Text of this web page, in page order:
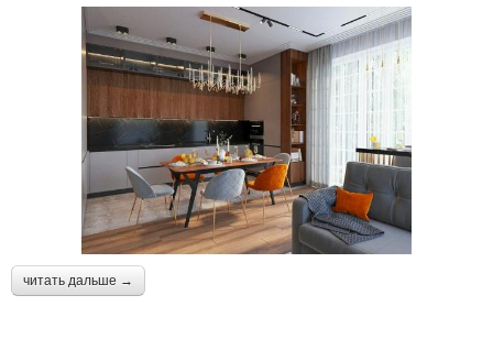
читать дальше →